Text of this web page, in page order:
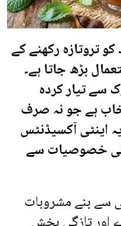
تروتازہ رکھنے کے
بڑھ جاتا ہے۔
سے تیار کردہ
ہے جو نہ صرف
اینٹی آکسیڈنٹس
خصوصیات سے
سے بنے مشروبات